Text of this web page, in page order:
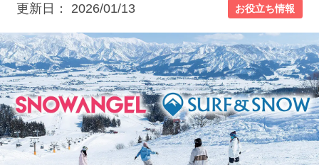
更新日： 2026/01/13 お役立ち情報